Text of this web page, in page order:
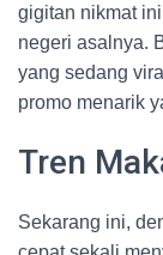
gigitan nikmat
negeri asalnya.
yang sedang
promo menarik
Tren
Sekarang ini,